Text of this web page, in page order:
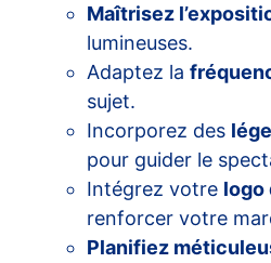
Maîtrisez
lumineuses.
Adaptez la
sujet.
Incorporez des
pour guider le
Intégrez votre logo
renforcer votre
Planifiez